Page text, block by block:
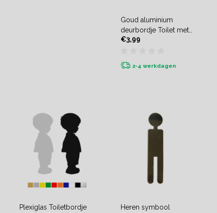
Goud aluminium
deurbordje Toilet met
man symbool
€3,99
2-4 werkdagen
Plexiglas Toiletbordje
Heren symbool